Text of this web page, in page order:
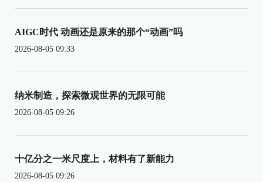
AIGC时代 动画还是原来的那个“动画”吗
2026-08-05 09:33
纳米制造，探索微观世界的无限可能
2026-08-05 09:26
十亿分之一米尺度上，材料有了新能力
2026-08-05 09:26